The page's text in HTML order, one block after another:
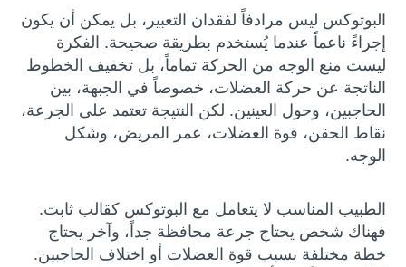
البوتوكس ليس مرادفاً لفقدان التعبير، بل يمكن أن يكون
إجراءً ناعماً عندما يُستخدم بطريقة صحيحة. الفكرة
ليست منع الوجه من الحركة تماماً، بل تخفيف الخطوط
الناتجة عن حركة العضلات، خصوصاً في الجبهة، بين
الحاجبين، وحول العينين. لكن النتيجة تعتمد على الجرعة،
نقاط الحقن، قوة العضلات، عمر المريض، وشكل
الوجه.
الطبيب المناسب لا يتعامل مع البوتوكس كقالب ثابت.
فهناك شخص يحتاج جرعة محافظة جداً، وآخر يحتاج
خطة مختلفة بسبب قوة العضلات أو اختلاف الحاجبين.